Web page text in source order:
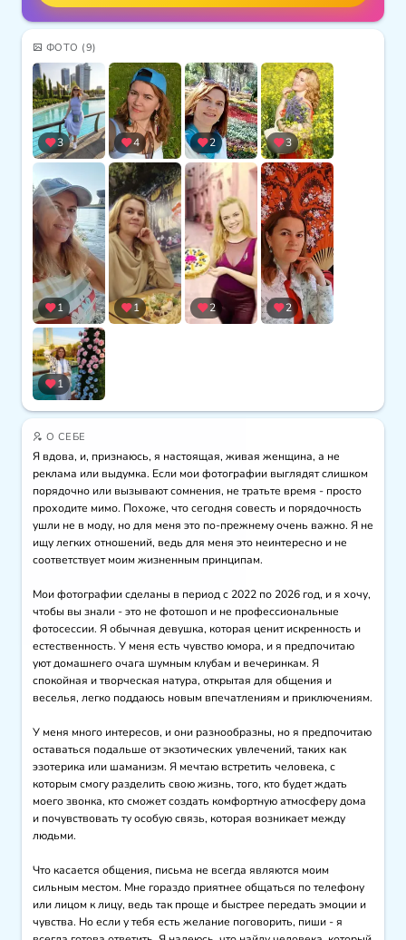
ФОТО (9)
3 4 2 3
1 1 2 2
1
О СЕБЕ
Я вдова, и, признаюсь, я настоящая, живая женщина, а не
реклама или выдумка. Если мои фотографии выглядят слишком
порядочно или вызывают сомнения, не тратьте время - просто
проходите мимо. Похоже, что сегодня совесть и порядочность
ушли не в моду, но для меня это по-прежнему очень важно. Я не
ищу легких отношений, ведь для меня это неинтересно и не
соответствует моим жизненным принципам.
Мои фотографии сделаны в период с 2022 по 2026 год, и я хочу,
чтобы вы знали - это не фотошоп и не профессиональные
фотосессии. Я обычная девушка, которая ценит искренность и
естественность. У меня есть чувство юмора, и я предпочитаю
уют домашнего очага шумным клубам и вечеринкам. Я
спокойная и творческая натура, открытая для общения и
веселья, легко поддаюсь новым впечатлениям и приключениям.
У меня много интересов, и они разнообразны, но я предпочитаю
оставаться подальше от экзотических увлечений, таких как
эзотерика или шаманизм. Я мечтаю встретить человека, с
которым смогу разделить свою жизнь, того, кто будет ждать
моего звонка, кто сможет создать комфортную атмосферу дома
и почувствовать ту особую связь, которая возникает между
людьми.
Что касается общения, письма не всегда являются моим
сильным местом. Мне гораздо приятнее общаться по телефону
или лицом к лицу, ведь так проще и быстрее передать эмоции и
чувства. Но если у тебя есть желание поговорить, пиши - я